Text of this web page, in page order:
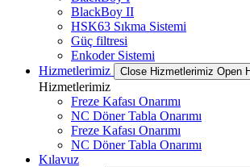
BlackBoy II
HSK63 Sıkma Sistemi
Güç filtresi
Enkoder Sistemi
Hizmetlerimiz
Close Hizmetlerimiz Open
Hizmetlerimiz
Freze Kafası Onarımı
NC Döner Tabla Onarımı
Freze Kafası Onarımı
NC Döner Tabla Onarımı
Kılavuz